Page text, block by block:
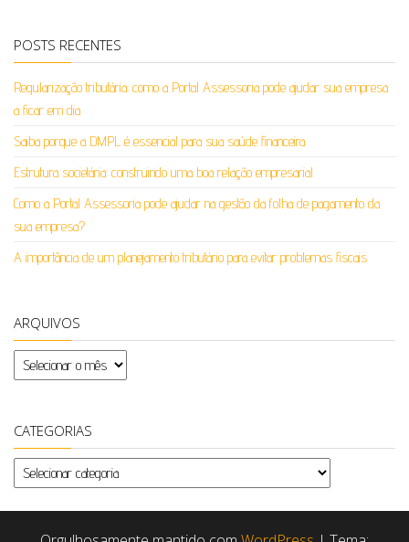
POSTS RECENTES
Regularização tributária: como a Portal Assessoria pode ajudar sua empresa
a ficar em dia
Saiba porque a DMPL é essencial para sua saúde financeira
Estrutura societária: construindo uma boa relação empresarial
Como a Portal Assessoria pode ajudar na gestão da folha de pagamento da
sua empresa?
A importância de um planejamento tributário para evitar problemas fiscais
ARQUIVOS
Arquivos
CATEGORIAS
Categorias